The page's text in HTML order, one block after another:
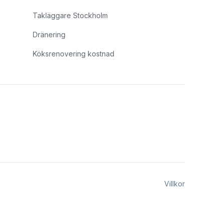
Takläggare Stockholm
Dränering
Köksrenovering kostnad
Villkor